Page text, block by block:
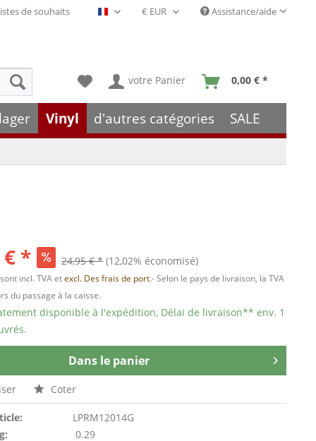
de souhaits Français- FR Assistance/aide
votre Panier 0,00 € *
Vinyl d'autres catégories SALE
€ * 24,95 € * (12,02% économisé)
incl. TVA etexcl. Des frais de port.- Selon le pays de livraison, la TVA
du passage à la caisse.
disponible à l'expédition, Délai de livraison** env. 1
Dans le panier
Coter
LPRM12014G
0.29